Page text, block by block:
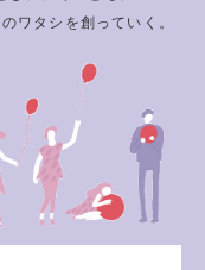
ワタシを創っていく。